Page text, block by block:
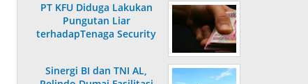
PT KFU Diduga Lakukan
Pungutan Liar
terhadapTenaga Security
Sinergi BI dan TNI AL,